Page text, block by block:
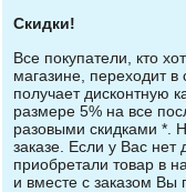
Скидки!
Все покупатели, кто
магазине, переходит в
получает дисконтную
размере 5% на все
разовыми скидками *.
заказе. Если у Вас
приобретали товар в
и вместе с заказом Вы